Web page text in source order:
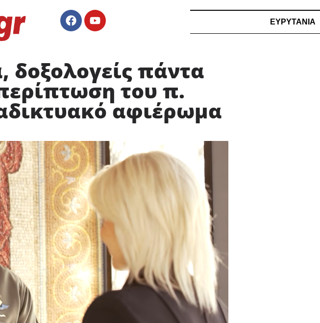
ΕΥΡΥΤΑΝΙΑ
δοξολογείς πάντα
του π.
αφιέρωμα